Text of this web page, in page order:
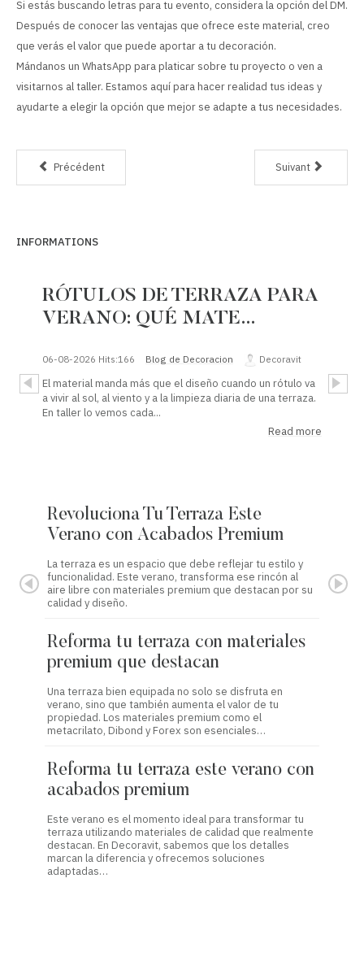
Si estás buscando letras para tu evento, considera la opción del DM.
Después de conocer las ventajas que ofrece este material, creo
que verás el valor que puede aportar a tu decoración.
Mándanos un WhatsApp para platicar sobre tu proyecto o ven a
visitarnos al taller. Estamos aquí para hacer realidad tus ideas y
ayudarte a elegir la opción que mejor se adapte a tus necesidades.
Précédent Suivant
INFORMATIONS
RÓTULOS DE TERRAZA PARA
VERANO: QUÉ MATE…
06-08-2026 Hits:166 Blog de Decoracion Decoravit
El material manda más que el diseño cuando un rótulo va
a vivir al sol, al viento y a la limpieza diaria de una terraza.
En taller lo vemos cada...
Read more
Revoluciona Tu Terraza Este
Verano con Acabados Premium
La terraza es un espacio que debe reflejar tu estilo y
funcionalidad. Este verano, transforma ese rincón al
aire libre con materiales premium que destacan por su
calidad y diseño.
Reforma tu terraza con materiales
premium que destacan
Una terraza bien equipada no solo se disfruta en
verano, sino que también aumenta el valor de tu
propiedad. Los materiales premium como el
metacrilato, Dibond y Forex son esenciales…
Reforma tu terraza este verano con
acabados premium
Este verano es el momento ideal para transformar tu
terraza utilizando materiales de calidad que realmente
destacan. En Decoravit, sabemos que los detalles
marcan la diferencia y ofrecemos soluciones
adaptadas…